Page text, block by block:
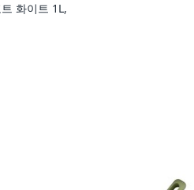
화이트 1L,